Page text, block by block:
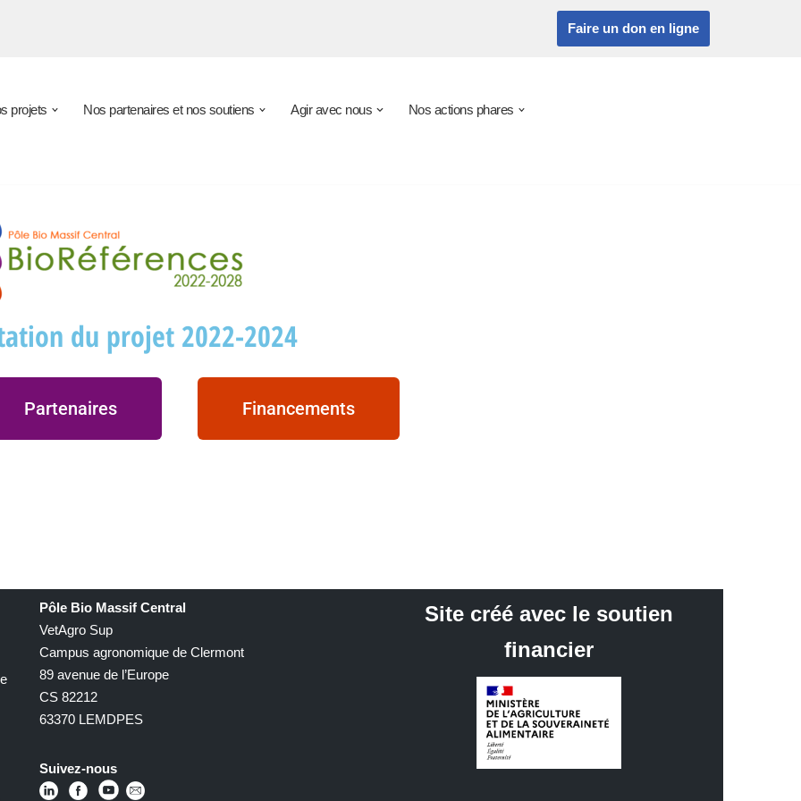
Faire un don en ligne
projets Nos partenaires et nos soutiens Agir avec nous Nos actions phares
du projet 2022-2024
Partenaires Financements
Pôle Bio Massif Central
VetAgro Sup
Campus agronomique de Clermont
89 avenue de l’Europe
CS 82212
63370 LEMDPES
Suivez-nous
Site créé avec le soutien
financier